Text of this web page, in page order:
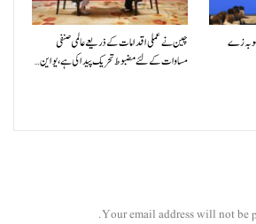
زے
چین نے عملی اقدامات کے ذریعے عالمی صنفی
مساوات کے لئے مضبوط تحریک پیدا کی ہے، یو این…
Your email address will not be